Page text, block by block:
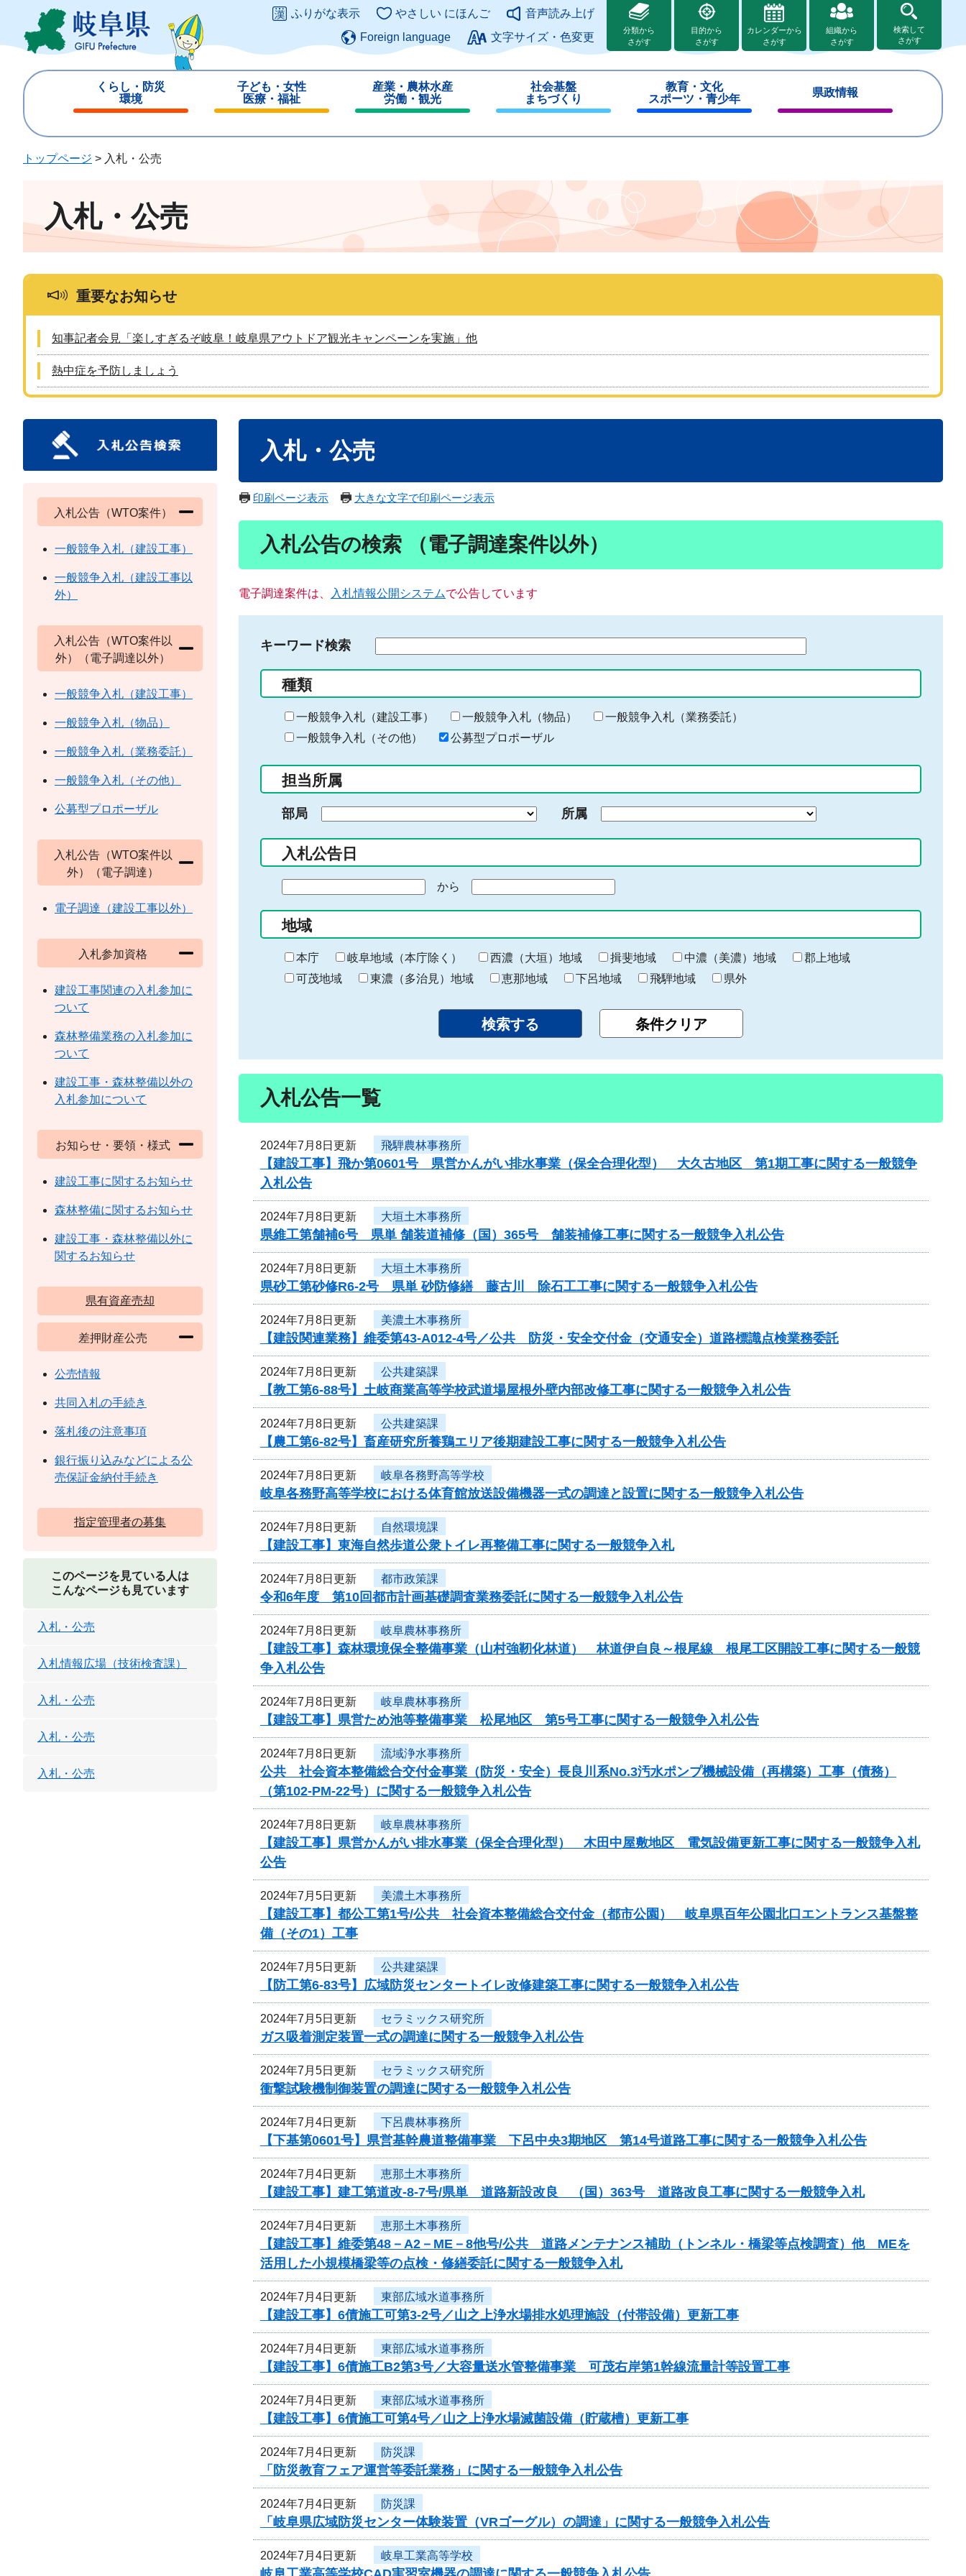
ジ
ュ
このページの本文へ
ふりがな表示 やさしい にほんご
音声読み上げ
Foreign language
文字サイズ・色変更
分類から
さがす
目的から
さがす
カレンダーから
さがす
組織から
さがす
検索して
さがす
くらし・防災
環境
じ
子ども・女性
医療・福祉
じ
産業・農林水産
労働・観光
じ
社会基盤
まちづくり
じ
教育・文化
スポーツ・青少年
じ
県政情報
じ
トップページ > 入札・公売
入札・公売
重要なお知らせ
知事記者会見「楽しすぎるぞ岐阜！岐阜県アウトドア観光キャンペーンを実施」他
熱中症を予防しましょう
入札・公売
印刷ページ表示 大きな文字で印刷ページ表示
入札公告の検索 （電子調達案件以外）
電子調達案件は、 入札情報公開システムで公告しています
キーワード検索
る
キ
ー
ー
入
力
種類
一般競争入札（建設工事） 一般競争入札（物品）
一般競争入札（業務委託）
一般競争入札（その他）
公募型プロポーザル
担当所属
部局 所属
入札公告日
の
始
ま
り
から
終
わ
り
地域
本庁 岐阜地域（本庁除く） 西濃（大垣）地域 揖斐地域 中濃（美濃）地域
郡上地域
可茂地域
東濃（多治見）地域 恵那地域 下呂地域 飛騨地域 県外
入札公告一覧
2024年7月8日更新 飛騨農林事務所
【建設工事】飛か第0601号 県営かんがい排水事業（保全合理化型） 大久古地区 第1期工事に関する一般競争
入札公告
2024年7月8日更新 大垣土木事務所
県維工第舗補6号 県単 舗装道補修（国）365号 舗装補修工事に関する一般競争入札公告
2024年7月8日更新 大垣土木事務所
県砂工第砂修R6-2号 県単 砂防修繕 藤古川 除石工工事に関する一般競争入札公告
2024年7月8日更新 美濃土木事務所
【建設関連業務】維委第43-A012-4号／公共 防災・安全交付金（交通安全）道路標識点検業務委託
2024年7月8日更新 公共建築課
【教工第6-88号】土岐商業高等学校武道場屋根外壁内部改修工事に関する一般競争入札公告
2024年7月8日更新 公共建築課
【農工第6-82号】畜産研究所養鶏エリア後期建設工事に関する一般競争入札公告
2024年7月8日更新 岐阜各務野高等学校
岐阜各務野高等学校における体育館放送設備機器一式の調達と設置に関する一般競争入札公告
2024年7月8日更新 自然環境課
【建設工事】東海自然歩道公衆トイレ再整備工事に関する一般競争入札
2024年7月8日更新 都市政策課
令和6年度 第10回都市計画基礎調査業務委託に関する一般競争入札公告
2024年7月8日更新 岐阜農林事務所
【建設工事】森林環境保全整備事業（山村強靭化林道） 林道伊自良～根尾線 根尾工区開設工事に関する一般競
争入札公告
2024年7月8日更新 岐阜農林事務所
【建設工事】県営ため池等整備事業 松尾地区 第5号工事に関する一般競争入札公告
2024年7月8日更新 流域浄水事務所
公共 社会資本整備総合交付金事業（防災・安全）長良川系No.3汚水ポンプ機械設備（再構築）工事（債務）
（第102-PM-22号）に関する一般競争入札公告
2024年7月8日更新 岐阜農林事務所
【建設工事】県営かんがい排水事業（保全合理化型） 木田中屋敷地区 電気設備更新工事に関する一般競争入札
公告
2024年7月5日更新 美濃土木事務所
【建設工事】都公工第1号/公共 社会資本整備総合交付金（都市公園） 岐阜県百年公園北口エントランス基盤整
備（その1）工事
2024年7月5日更新 公共建築課
【防工第6-83号】広域防災センタートイレ改修建築工事に関する一般競争入札公告
2024年7月5日更新 セラミックス研究所
ガス吸着測定装置一式の調達に関する一般競争入札公告
2024年7月5日更新 セラミックス研究所
衝撃試験機制御装置の調達に関する一般競争入札公告
2024年7月4日更新 下呂農林事務所
【下基第0601号】県営基幹農道整備事業 下呂中央3期地区 第14号道路工事に関する一般競争入札公告
2024年7月4日更新 恵那土木事務所
【建設工事】建工第道改-8-7号/県単 道路新設改良 （国）363号 道路改良工事に関する一般競争入札
2024年7月4日更新 恵那土木事務所
【建設工事】維委第48－A2－ME－8他号/公共 道路メンテナンス補助（トンネル・橋梁等点検調査）他 MEを
活用した小規模橋梁等の点検・修繕委託に関する一般競争入札
2024年7月4日更新 東部広域水道事務所
【建設工事】6債施工可第3-2号／山之上浄水場排水処理施設（付帯設備）更新工事
2024年7月4日更新 東部広域水道事務所
【建設工事】6債施工B2第3号／大容量送水管整備事業 可茂右岸第1幹線流量計等設置工事
2024年7月4日更新 東部広域水道事務所
【建設工事】6債施工可第4号／山之上浄水場滅菌設備（貯蔵槽）更新工事
2024年7月4日更新 防災課
「防災教育フェア運営等委託業務」に関する一般競争入札公告
2024年7月4日更新 防災課
「岐阜県広域防災センター体験装置（VRゴーグル）の調達」に関する一般競争入札公告
2024年7月4日更新 岐阜工業高等学校
入札公告（WTO案件）
一般競争入札（建設工事）
一般競争入札（建設工事以
外）
入札公告（WTO案件以
外）（電子調達以外）
一般競争入札（建設工事）
一般競争入札（物品）
一般競争入札（業務委託）
一般競争入札（その他）
公募型プロポーザル
入札公告（WTO案件以
外）（電子調達）
電子調達（建設工事以外）
入札参加資格
建設工事関連の入札参加に
ついて
森林整備業務の入札参加に
ついて
建設工事・森林整備以外の
入札参加について
お知らせ・要領・様式
建設工事に関するお知らせ
森林整備に関するお知らせ
建設工事・森林整備以外に
関するお知らせ
県有資産売却
差押財産公売
公売情報
共同入札の手続き
落札後の注意事項
銀行振り込みなどによる公
売保証金納付手続き
指定管理者の募集
このページを見ている人は
こんなページも見ています
入札・公売
入札情報広場（技術検査課）
入札・公売
入札・公売
入札・公売